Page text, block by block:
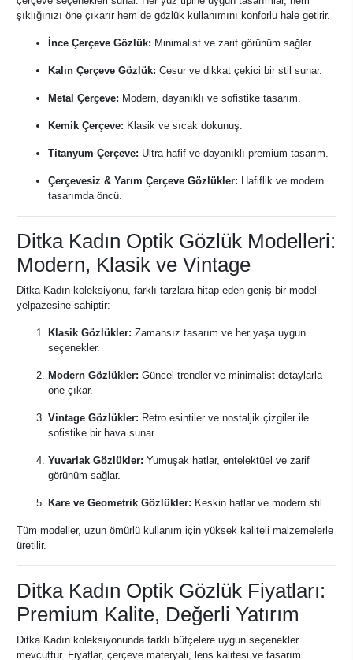
şıklığınızı öne çıkarır hem de gözlük kullanımını konforlu hale getirir.
İnce Çerçeve Gözlük: Minimalist ve zarif görünüm sağlar.
Kalın Çerçeve Gözlük: Cesur ve dikkat çekici bir stil sunar.
Metal Çerçeve: Modern, dayanıklı ve sofistike tasarım.
Kemik Çerçeve: Klasik ve sıcak dokunuş.
Titanyum Çerçeve: Ultra hafif ve dayanıklı premium tasarım.
Çerçevesiz & Yarım Çerçeve Gözlükler: Hafiflik ve modern
tasarımda öncü.
Ditka Kadın Optik Gözlük Modelleri:
Modern, Klasik ve Vintage
Ditka Kadın koleksiyonu, farklı tarzlara hitap eden geniş bir model
yelpazesine sahiptir:
Klasik Gözlükler: Zamansız tasarım ve her yaşa uygun
seçenekler.
Modern Gözlükler: Güncel trendler ve minimalist detaylarla
öne çıkar.
Vintage Gözlükler: Retro esintiler ve nostaljik çizgiler ile
sofistike bir hava sunar.
Yuvarlak Gözlükler: Yumuşak hatlar, entelektüel ve zarif
görünüm sağlar.
Kare ve Geometrik Gözlükler: Keskin hatlar ve modern stil.
Tüm modeller, uzun ömürlü kullanım için yüksek kaliteli malzemelerle
üretilir.
Ditka Kadın Optik Gözlük Fiyatları:
Premium Kalite, Değerli Yatırım
Ditka Kadın koleksiyonunda farklı bütçelere uygun seçenekler
mevcuttur. Fiyatlar, çerçeve materyali, lens kalitesi ve tasarım